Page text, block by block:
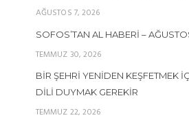
AĞUSTOS 7, 2026
SOFOS’TAN AL HABERI –
TEMMUZ 30, 2026
BIR ŞEHRI YENIDEN KEŞFETMEK
DILI DUYMAK GEREKIR
TEMMUZ 22, 2026